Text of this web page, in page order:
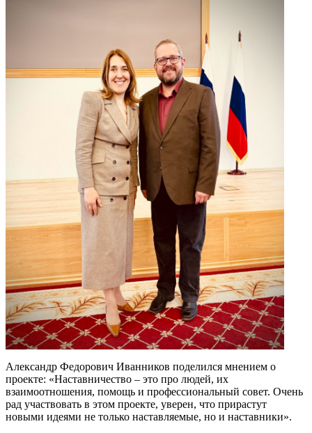
Александр Федорович Иванников поделился мнением о
проекте: «Наставничество – это про людей, их
взаимоотношения, помощь и профессиональный совет. Очень
рад участвовать в этом проекте, уверен, что прирастут
новыми идеями не только наставляемые, но и наставники».